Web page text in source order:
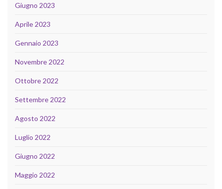
Giugno 2023
Aprile 2023
Gennaio 2023
Novembre 2022
Ottobre 2022
Settembre 2022
Agosto 2022
Luglio 2022
Giugno 2022
Maggio 2022